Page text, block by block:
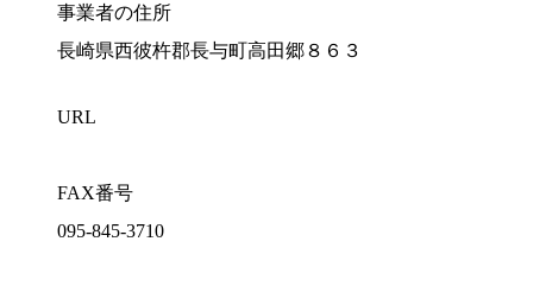
事業者の住所
長崎県西彼杵郡長与町高田郷８６３
URL
FAX番号
095-845-3710